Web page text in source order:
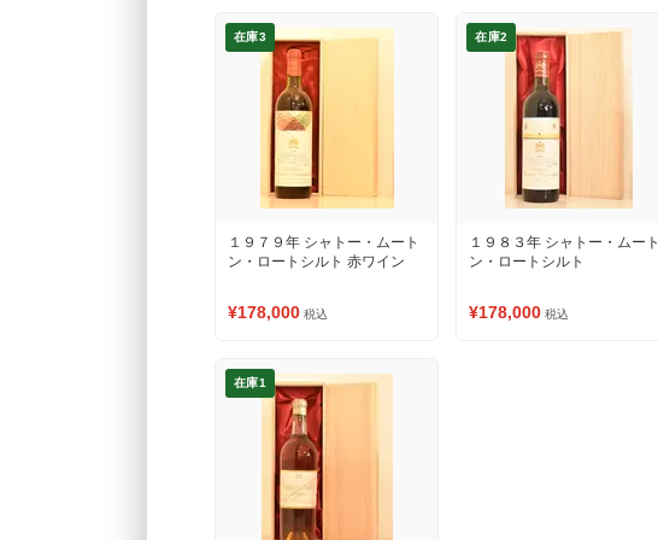
在庫3
１９７９年 シャトー・ムート
ン・ロートシルト 赤ワイン
¥178,000 税込
在庫2
１９８３年 シャトー・ムート
ン・ロートシルト
¥178,000 税込
在庫1